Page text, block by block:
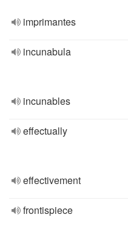
imprimantes
incunabula
incunables
effectually
effectivement
frontispiece